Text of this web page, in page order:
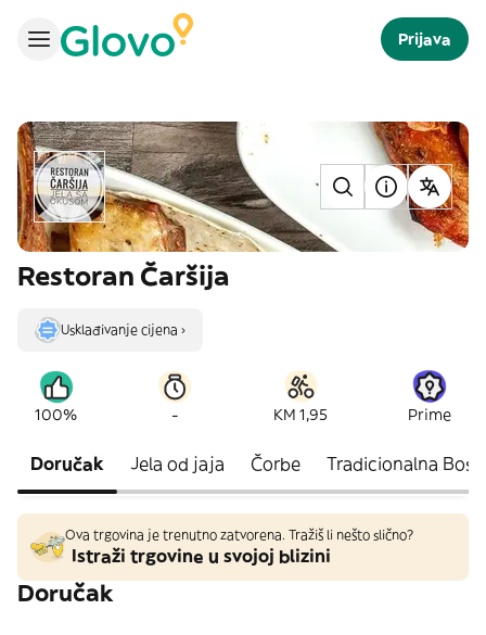
Prijava
Restoran Čaršija
Usklađivanje cijena ›
100% - KM 1,95 Prime
Doručak Jela od jaja Čorbe Tradicionalna
Ova trgovina je trenutno zatvorena. Tražiš li nešto slično?
Istraži trgovine u svojoj blizini
Doručak